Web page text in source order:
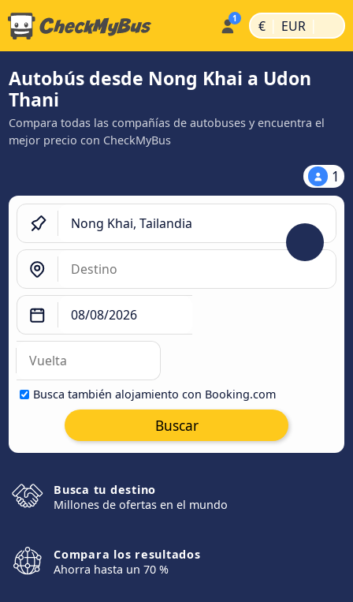
€ | EUR |
Autobús desde Nong Khai a Udon
Thani
Compara todas las compañías de autobuses y encuentra el
mejor precio con CheckMyBus
1
Busca también alojamiento con Booking.com
Buscar
Busca tu destino
Millones de ofertas en el mundo
Compara los resultados
Ahorra hasta un 70 %